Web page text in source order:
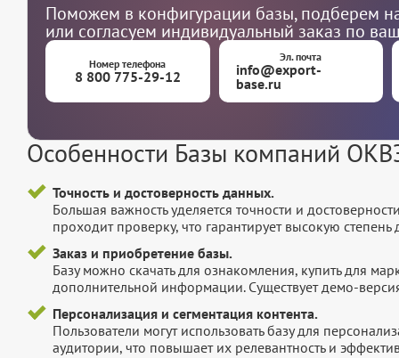
Поможем в конфигурации базы, подберем
или согласуем индивидуальный заказ по
Номер телефона
8 800 775-29-12
Эл. почта
info@export-
base.ru
Особенности Базы компаний
Точность и достоверность данных.
Большая важность уделяется точности и
проходит проверку, что гарантирует высокую
Заказ и приобретение базы.
Базу можно скачать для ознакомления, купить для
дополнительной информации. Существует демо-
Персонализация и сегментация контента.
Пользователи могут использовать базу для
аудитории, что повышает их релевантность и